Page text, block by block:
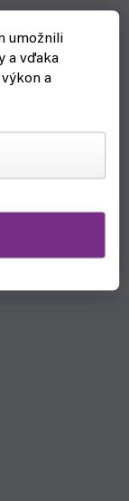
umožnili
a vďaka
a